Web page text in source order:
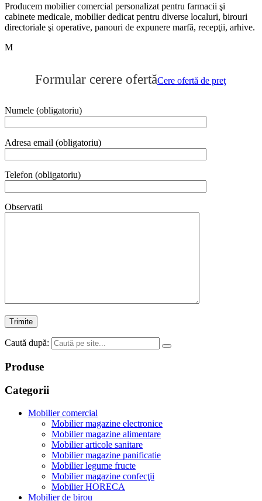
Producem mobilier comercial personalizat pentru farmacii şi
cabinete medicale, mobilier dedicat pentru diverse localuri, birouri
directoriale şi operative, panouri de expunere marfă, recepţii, arhive.
M
articole
sanitare,
Produse
Recomandate
pe
13
ianuarie
2018
de
Online
Expert.
Formular cerere ofertăCere ofertă de preţ
Numele (obligatoriu)
Adresa email (obligatoriu)
Telefon (obligatoriu)
Observatii
Caută după:
Produse
Categorii
Mobilier comercial
Mobilier magazine electronice
Mobilier magazine alimentare
Mobilier articole sanitare
Mobilier magazine panificatie
Mobilier legume fructe
Mobilier magazine confecţii
Mobilier HORECA
Mobilier de birou